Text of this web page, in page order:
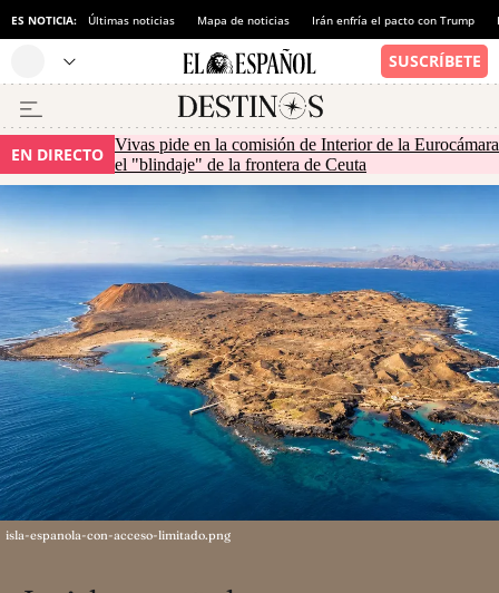
ES NOTICIA: Últimas noticias Mapa de noticias Irán enfría el pacto con Trump
EN DIRECTO Vivas pide en la comisión de Interior de la Eurocámara
el "blindaje" de la frontera de Ceuta
isla-espanola-con-acceso-limitado.png